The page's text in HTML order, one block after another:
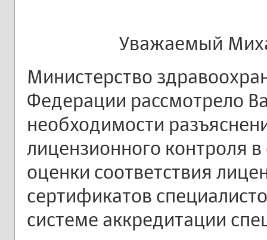
Уважаемый
Министерство
Федерации рассмотрело
необходимости
лицензионного контроля
оценки соответствия
сертификатов
системе аккредитации